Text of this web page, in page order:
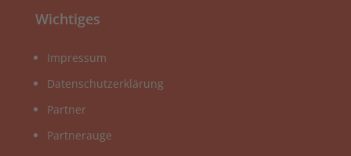
Wichtiges
Impressum
Datenschutzerklärung
Partner
Partnerauge